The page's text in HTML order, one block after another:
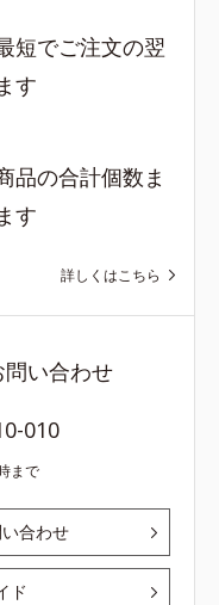
短でご注文の翌
す
品の合計個数ま
す
詳しくはこちら
い合わせ
010
まで
合わせ
ド